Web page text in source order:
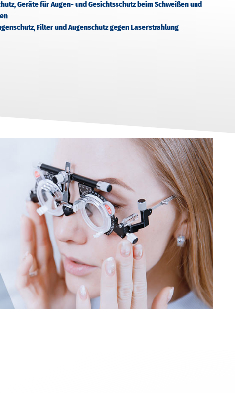
Geräte für Augen- und Gesichtsschutz beim Schweißen und
Filter und Augenschutz gegen Laserstrahlung